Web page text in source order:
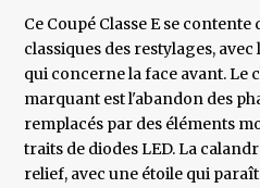
Ce Coupé Classe E se
classiques des restylages,
qui concerne la face avant. Le
marquant est l'abandon des
remplacés par des éléments
traits de diodes LED. La
relief, avec une étoile qui